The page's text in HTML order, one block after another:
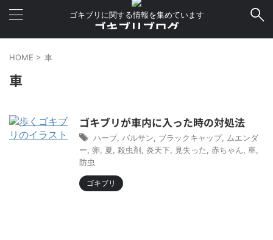
ゴキブリに関する情報を集めています
ゴキブリブログ
HOME > 車
車
ゴキブリが車内に入った時の対処法
ハーブ バルサン ブラックキャップ, ムエンダ
ー
卵 夏 殺虫剤 炎天下 見失った 赤ちゃん 車
防虫
ゴキブリ